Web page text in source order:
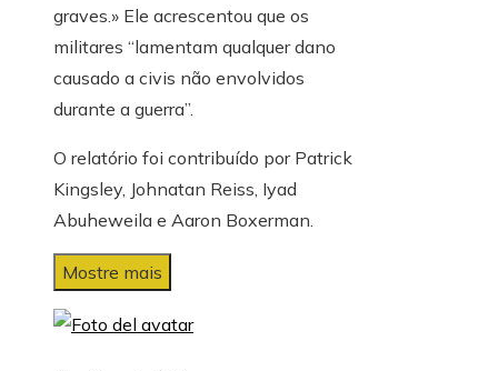
graves.» Ele acrescentou que os
militares “lamentam qualquer dano
causado a civis não envolvidos
durante a guerra”.
O relatório foi contribuído por Patrick
Kingsley, Johnatan Reiss, Iyad
Abuheweila e Aaron Boxerman.
Mostre mais